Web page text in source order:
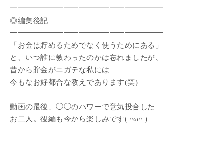
━━━━━━━━━━━━━━━━━━━━
◎編集後記
━━━━━━━━━━━━━━━━━━━━
「お金は貯めるためでなく使うためにある」
と、いつ誰に教わったのかは忘れましたが、
昔から貯金がニガテな私には
今もなお好都合な教えであります(笑)
動画の最後、◯◯のパワーで意気投合した
お二人。後編も今から楽しみです( ^ω^ )